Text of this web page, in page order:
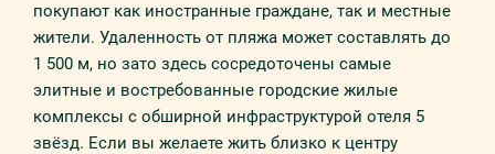
покупают как иностранные граждане, так и местные
жители. Удаленность от пляжа может составлять до
1 500 м, но зато здесь сосредоточены самые
элитные и востребованные городские жилые
комплексы с обширной инфраструктурой отеля 5
звёзд. Если вы желаете жить близко к центру